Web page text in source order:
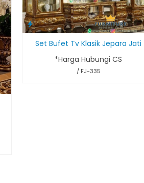
Set Bufet Tv Klasik Jepara Jati
*Harga Hubungi CS
/ FJ-335